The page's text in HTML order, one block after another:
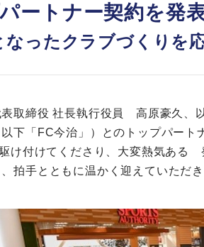
ートナー契約を発
なったクラブづくりを
取締役 社長執行役員 高原豪久、
下「FC今治」）とのトップパート
け付けてくださり、大変熱気ある
拍手とともに温かく迎えていただき